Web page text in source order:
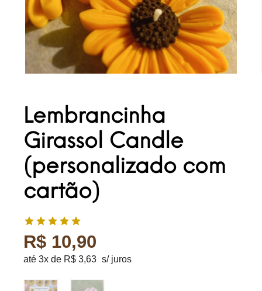
Lembrancinha
Girassol Candle
(personalizado com
cartão)
R$ 10,90
até 3x de R$ 3,63 s/ juros